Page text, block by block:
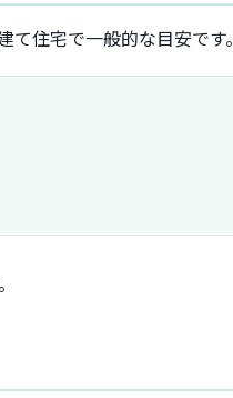
住宅で一般的な目安です。